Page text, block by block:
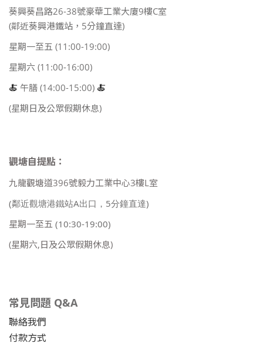
葵興葵昌路26-38號豪華工業大廈9樓C室
(鄰近葵興港鐵站，5分鐘直達)
星期一至五 (11:00-19:00)
星期六 (11:00-16:00)
🍝 午膳 (14:00-15:00) 🍝
(星期日及公眾假期休息)
觀塘自提點：
九龍觀塘道396號毅力工業中心3樓L室
(鄰近觀塘港鐵站A出口，5分鐘直達)
星期一至五 (10:30-19:00)
(星期六,日及公眾假期休息)
常見問題 Q&A
聯絡我們
付款方式